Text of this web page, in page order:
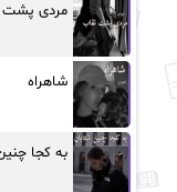
مردی پشت
شاهراه
به کجا